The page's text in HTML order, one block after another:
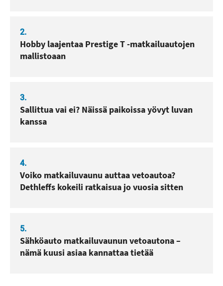
2.
Hobby laajentaa Prestige T -matkailuautojen
mallistoaan
3.
Sallittua vai ei? Näissä paikoissa yövyt luvan
kanssa
4.
Voiko matkailuvaunu auttaa vetoautoa?
Dethleffs kokeili ratkaisua jo vuosia sitten
5.
Sähköauto matkailuvaunun vetoautona –
nämä kuusi asiaa kannattaa tietää